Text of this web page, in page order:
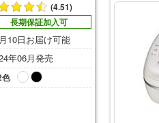
(4.51)
長期保証加入可
10日お届け可能
年06月発売